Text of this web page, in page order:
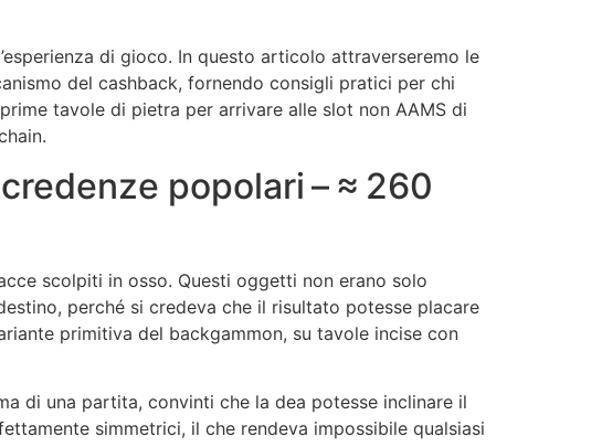
di gioco. In questo articolo attraverseremo le
del cashback, fornendo consigli pratici per chi
tavole di pietra per arrivare alle slot non AAMS di
popolari – ≈ 260
scolpiti in osso. Questi oggetti non erano solo
perché si credeva che il risultato potesse placare
primitiva del backgammon, su tavole incise con
di una partita, convinti che la dea potesse inclinare il
simmetrici, il che rendeva impossibile qualsiasi